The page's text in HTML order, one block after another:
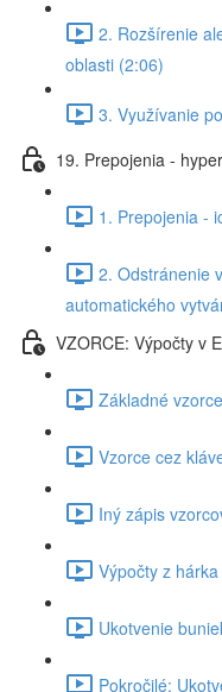
2. Rozšírenie
oblasti (2:06)
3. Využívanie
19. Prepojenia -
1. Prepojenia -
2. Odstránenie
automatického
VZORCE: Výpočty v
Základné
Vzorce cez
Iný zápis
Výpočty z
Ukotvenie
Pokročilé: